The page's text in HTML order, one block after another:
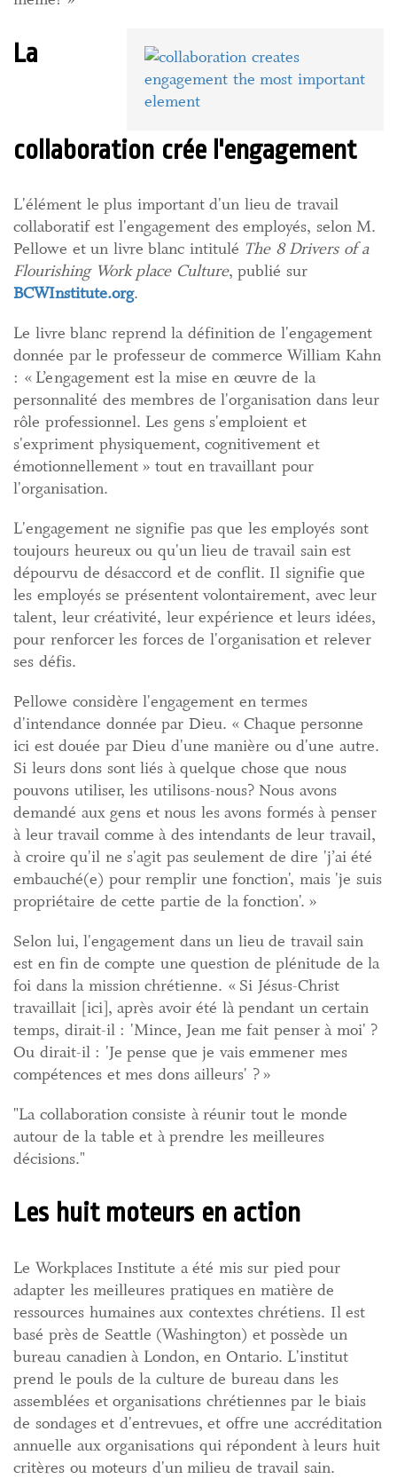
La
collaboration crée l'engagement
L'élément le plus important d'un lieu de travail
collaboratif est l'engagement des employés, selon M.
Pellowe et un livre blanc intitulé The 8 Drivers of a
Flourishing Work place Culture, publié sur
BCWInstitute.org.
Le livre blanc reprend la définition de l'engagement
donnée par le professeur de commerce William Kahn
: « L’engagement est la mise en œuvre de la
personnalité des membres de l'organisation dans leur
rôle professionnel. Les gens s'emploient et
s'expriment physiquement, cognitivement et
émotionnellement » tout en travaillant pour
l'organisation.
L'engagement ne signifie pas que les employés sont
toujours heureux ou qu'un lieu de travail sain est
dépourvu de désaccord et de conflit. Il signifie que
les employés se présentent volontairement, avec leur
talent, leur créativité, leur expérience et leurs idées,
pour renforcer les forces de l'organisation et relever
ses défis.
Pellowe considère l'engagement en termes
d'intendance donnée par Dieu. « Chaque personne
ici est douée par Dieu d'une manière ou d'une autre.
Si leurs dons sont liés à quelque chose que nous
pouvons utiliser, les utilisons-nous? Nous avons
demandé aux gens et nous les avons formés à penser
à leur travail comme à des intendants de leur travail,
à croire qu'il ne s'agit pas seulement de dire 'j’ai été
embauché(e) pour remplir une fonction', mais 'je suis
propriétaire de cette partie de la fonction'. »
Selon lui, l'engagement dans un lieu de travail sain
est en fin de compte une question de plénitude de la
foi dans la mission chrétienne. « Si Jésus-Christ
travaillait [ici], après avoir été là pendant un certain
temps, dirait-il : 'Mince, Jean me fait penser à moi' ?
Ou dirait-il : 'Je pense que je vais emmener mes
compétences et mes dons ailleurs' ? »
"La collaboration consiste à réunir tout le monde
autour de la table et à prendre les meilleures
décisions."
Les huit moteurs en action
Le Workplaces Institute a été mis sur pied pour
adapter les meilleures pratiques en matière de
ressources humaines aux contextes chrétiens. Il est
basé près de Seattle (Washington) et possède un
bureau canadien à London, en Ontario. L'institut
prend le pouls de la culture de bureau dans les
assemblées et organisations chrétiennes par le biais
de sondages et d'entrevues, et offre une accréditation
annuelle aux organisations qui répondent à leurs huit
critères ou moteurs d'un milieu de travail sain.